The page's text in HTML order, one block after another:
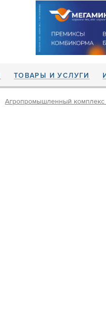
ТОВАРЫ И УСЛУГИ
Агропромышленный комплекс